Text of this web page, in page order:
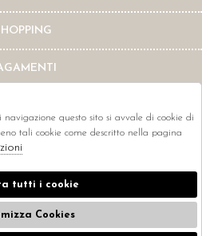
questo sito si avvale di cookie di
tali cookie come descritto nella pagina
tutti i cookie
Cookies